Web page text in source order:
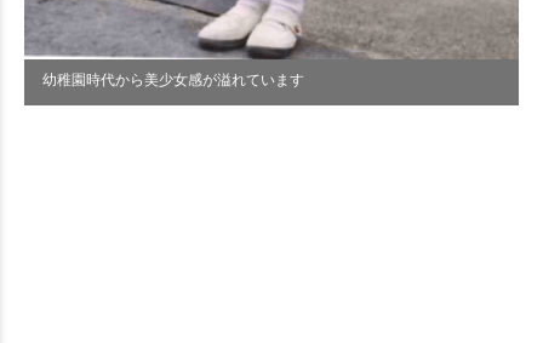
幼稚園時代から美少女感が溢れています